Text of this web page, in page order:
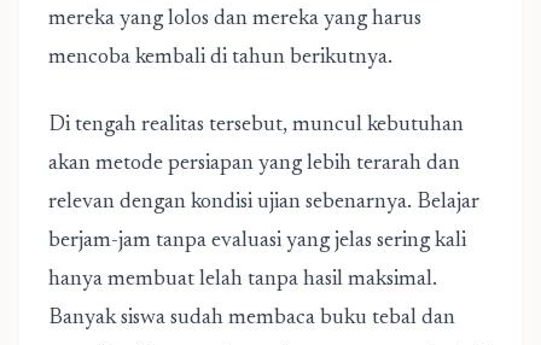
mereka yang lolos dan mereka yang harus
mencoba kembali di tahun berikutnya.
Di tengah realitas tersebut, muncul kebutuhan
akan metode persiapan yang lebih terarah dan
relevan dengan kondisi ujian sebenarnya. Belajar
berjam-jam tanpa evaluasi yang jelas sering kali
hanya membuat lelah tanpa hasil maksimal.
Banyak siswa sudah membaca buku tebal dan